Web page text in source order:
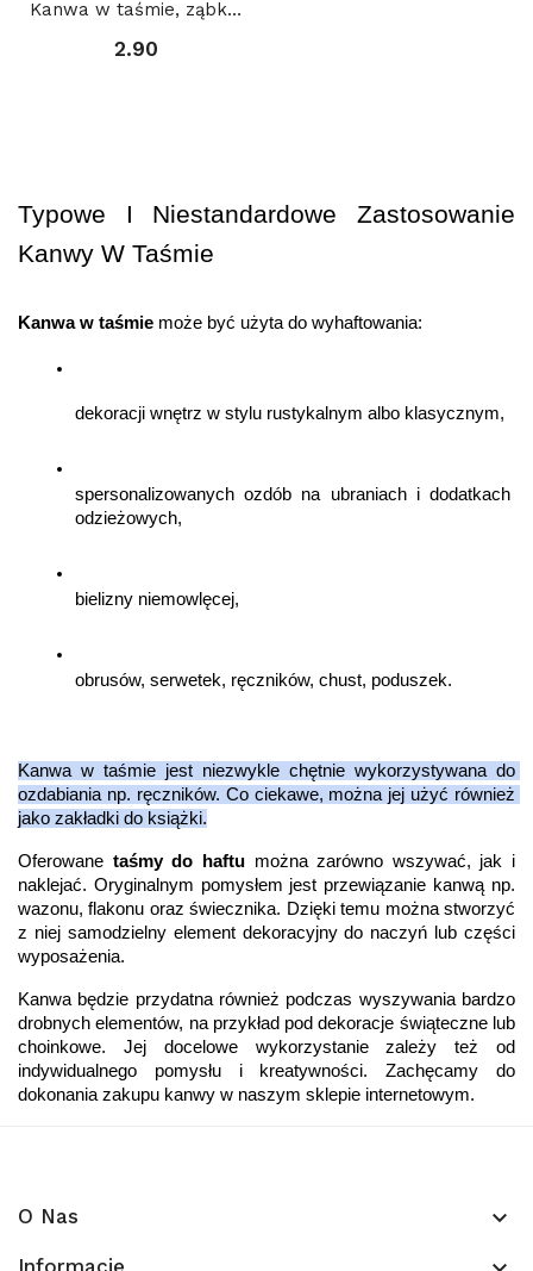
Kanwa w taśmie, ząbkowana, szerokość 5 cm : BIAŁA
2.90
Typowe I Niestandardowe Zastosowanie
Kanwy W Taśmie
Kanwa w taśmie może być użyta do wyhaftowania:
dekoracji wnętrz w stylu rustykalnym albo klasycznym,
spersonalizowanych ozdób na ubraniach i dodatkach
odzieżowych,
bielizny niemowlęcej,
obrusów, serwetek, ręczników, chust, poduszek.
Kanwa w taśmie jest niezwykle chętnie wykorzystywana do
ozdabiania np. ręczników. Co ciekawe, można jej użyć również
jako zakładki do książki.
Oferowane taśmy do haftu można zarówno wszywać, jak i
naklejać. Oryginalnym pomysłem jest przewiązanie kanwą np.
wazonu, flakonu oraz świecznika. Dzięki temu można stworzyć
z niej samodzielny element dekoracyjny do naczyń lub części
wyposażenia.
Kanwa będzie przydatna również podczas wyszywania bardzo
drobnych elementów, na przykład pod dekoracje świąteczne lub
choinkowe. Jej docelowe wykorzystanie zależy też od
indywidualnego pomysłu i kreatywności. Zachęcamy do
dokonania zakupu kanwy w naszym sklepie internetowym.
O Nas keyboard_arrow_down
Informacje